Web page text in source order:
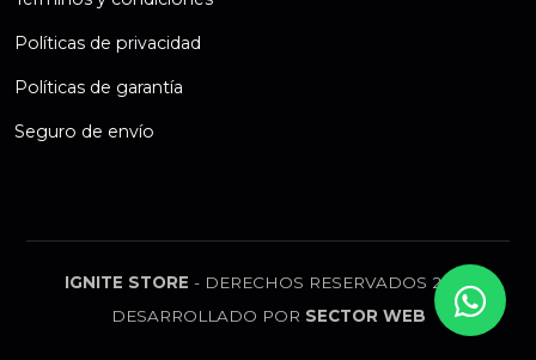
Políticas de privacidad
Políticas de garantía
Seguro de envío
IGNITE STORE - DERECHOS RESERVADOS 2026
DESARROLLADO POR SECTOR WEB